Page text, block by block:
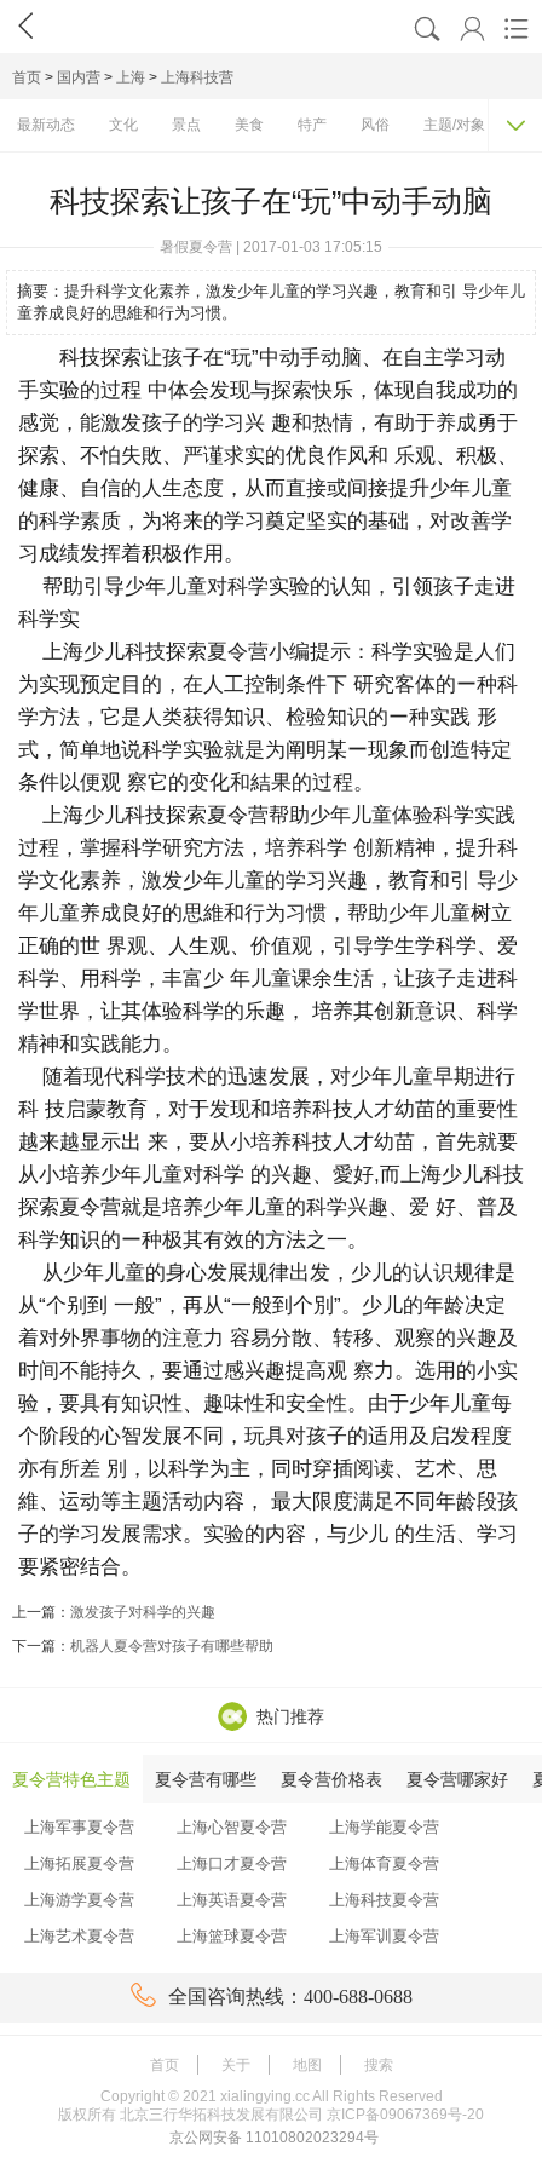
   
首页 > 国内营 > 上海 > 上海科技营
最新动态 文化 景点 美食 特产 风俗 主题/对象 费

科技探索让孩子在“玩”中动手动脑
暑假夏令营 | 2017-01-03 17:05:15
摘要： 提升科学文化素养，激发少年儿童的学习兴趣，教育和引 导少年儿
童养成良好的思維和行为习惯。
科技探索让孩子在“玩”中动手动脑、在自主学习动
手实验的过程 中体会发现与探索快乐，体现自我成功的
感觉，能激发孩子的学习兴 趣和热情，有助于养成勇于
探索、不怕失敗、严谨求实的优良作风和 乐观、积极、
健康、自信的人生态度，从而直接或间接提升少年儿童
的科学素质，为将来的学习奠定坚实的基础，对改善学
习成绩发挥着积极作用。
帮助引导少年儿童对科学实验的认知，引领孩子走进
科学实
上海少儿科技探索夏令营小编提示：科学实验是人们
为实现预定目的，在人工控制条件下 研究客体的ー种科
学方法，它是人类获得知识、检验知识的ー种实践 形
式，简单地说科学实验就是为阐明某ー现象而创造特定
条件以便观 察它的变化和結果的过程。
上海少儿科技探索夏令营帮助少年儿童体验科学实践
过程，掌握科学研究方法，培养科学 创新精神，提升科
学文化素养，激发少年儿童的学习兴趣，教育和引 导少
年儿童养成良好的思維和行为习惯，帮助少年儿童树立
正确的世 界观、人生观、价值观，引导学生学科学、爱
科学、用科学，丰富少 年儿童课余生活，让孩子走进科
学世界，让其体验科学的乐趣， 培养其创新意识、科学
精神和实践能力。
随着现代科学技术的迅速发展，对少年儿童早期进行
科 技启蒙教育，对于发现和培养科技人才幼苗的重要性
越来越显示出 来，要从小培养科技人才幼苗，首先就要
从小培养少年儿童对科学 的兴趣、愛好,而上海少儿科技
探索夏令营就是培养少年儿童的科学兴趣、爱 好、普及
科学知识的ー种极其有效的方法之一。
从少年儿童的身心发展规律出发，少儿的认识规律是
从“个别到 一般”，再从“一般到个別”。少儿的年龄决定
着对外界事物的注意力 容易分散、转移、观察的兴趣及
时间不能持久，要通过感兴趣提高观 察力。选用的小实
验，要具有知识性、趣味性和安全性。由于少年儿童每
个阶段的心智发展不同，玩具对孩子的适用及启发程度
亦有所差 別，以科学为主，同时穿插阅读、艺术、思
維、运动等主题活动内容， 最大限度满足不同年龄段孩
子的学习发展需求。实验的内容，与少儿 的生活、学习
要紧密结合。
上一篇： 激发孩子对科学的兴趣
下一篇： 机器人夏令营对孩子有哪些帮助
热门推荐
夏令营特色主题 夏令营有哪些 夏令营价格表 夏令营哪家好
上海军事夏令营 上海心智夏令营
上海学能夏令营
上海拓展夏令营
上海口才夏令营
上海体育夏令营
上海游学夏令营
上海英语夏令营
上海科技夏令营
上海艺术夏令营
上海篮球夏令营 上海军训夏令营
 全国咨询热线：400-688-0688
首页 关于 地图
搜索
Copyright © 2021 xialingying.cc All Rights Reserved
版权所有 北京三行华拓科技发展有限公司 京ICP备09067369号-20
京公网安备 11010802023294号